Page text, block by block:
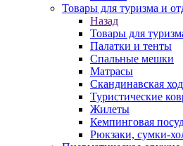
Товары для туризма и
Назад
Товары для
Палатки и тенты
Спальные мешки
Матрасы
Скандинавская
Туристические
Жилеты
Кемпинговая
Рюкзаки, сумки-